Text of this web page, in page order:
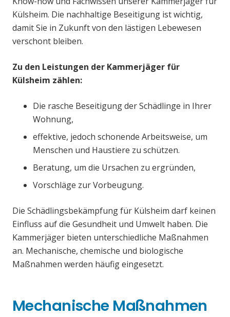
Külsheim. Die nachhaltige Beseitigung ist wichtig,
damit Sie in Zukunft von den lästigen Lebewesen
verschont bleiben.
Zu den Leistungen der Kammerjäger für
Külsheim zählen:
Die rasche Beseitigung der Schädlinge in Ihrer
Wohnung,
effektive, jedoch schonende Arbeitsweise, um
Menschen und Haustiere zu schützen.
Beratung, um die Ursachen zu ergründen,
Vorschläge zur Vorbeugung.
Die Schädlingsbekämpfung für Külsheim darf keinen
Einfluss auf die Gesundheit und Umwelt haben. Die
Kammerjäger bieten unterschiedliche Maßnahmen
an. Mechanische, chemische und biologische
Maßnahmen werden häufig eingesetzt.
Mechanische Maßnahmen